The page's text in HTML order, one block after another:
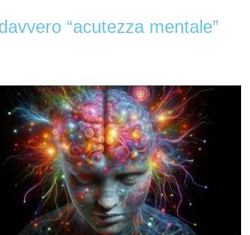
“acutezza mentale”